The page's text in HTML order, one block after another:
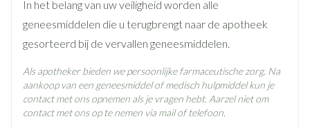
(hypokinesie)
Droge mond
Gejaagd hart (tachycardie), een gevoel van een snelle,
krachtige, of onregelmatige hartslag (palpitaties)
Beven, draaiende of herhaalde bewegingen of
abnormale houding door aanhoudende
spiersamentrekkingen (dystonia), duizeligheid, hoofdpijn
Behoud Kamertemperatuur (15°C - 25°C)
In het belang van uw veiligheid worden alle
geneesmiddelen die u terugbrengt naar de apotheek
gesorteerd bij de vervallen geneesmiddelen.
Als apotheker bieden we persoonlijke farmaceutische zorg. Na
aankoop van een geneesmiddel of medisch hulpmiddel kun je
contact met ons opnemen als je vragen hebt. Aarzel niet om
contact met ons op te nemen via mail of telefoon.